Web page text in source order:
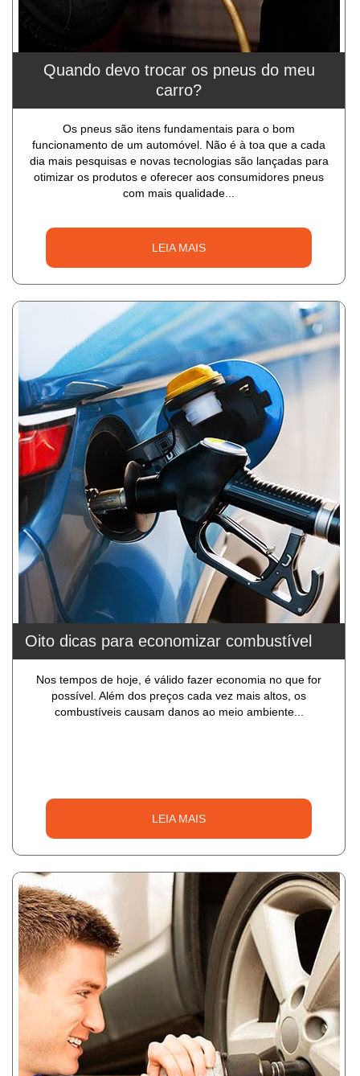
Quando devo trocar os pneus do meu
carro?
Os pneus são itens fundamentais para o bom
funcionamento de um automóvel. Não é à toa que a cada
dia mais pesquisas e novas tecnologias são lançadas para
otimizar os produtos e oferecer aos consumidores pneus
com mais qualidade...
LEIA MAIS
Oito dicas para economizar combustível
Nos tempos de hoje, é válido fazer economia no que for
possível. Além dos preços cada vez mais altos, os
combustíveis causam danos ao meio ambiente...
LEIA MAIS